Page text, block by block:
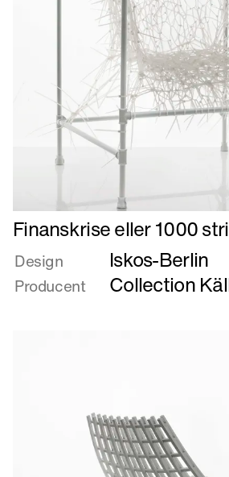
Læs
mere
om
Finanskrise
eller
Finanskrise eller 1000
Design Iskos-Berlin
Producent Collection